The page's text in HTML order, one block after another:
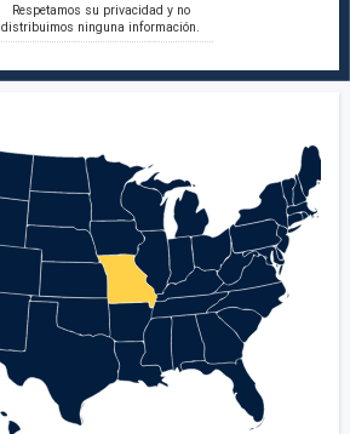
Respetamos su privacidad y no
distribuimos ninguna información.